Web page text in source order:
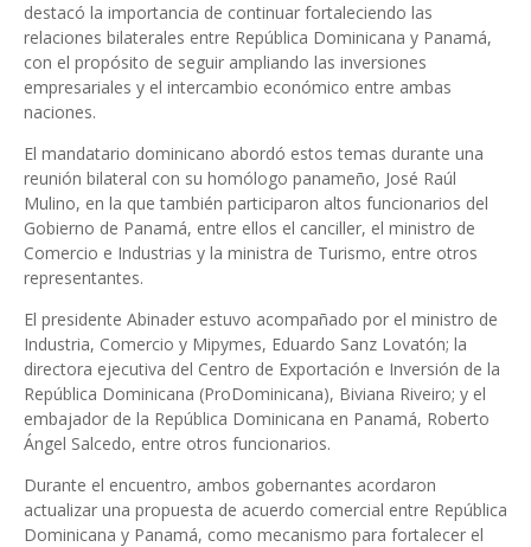
destacó la importancia de continuar fortaleciendo las
relaciones bilaterales entre República Dominicana y Panamá,
con el propósito de seguir ampliando las inversiones
empresariales y el intercambio económico entre ambas
naciones.
El mandatario dominicano abordó estos temas durante una
reunión bilateral con su homólogo panameño, José Raúl
Mulino, en la que también participaron altos funcionarios del
Gobierno de Panamá, entre ellos el canciller, el ministro de
Comercio e Industrias y la ministra de Turismo, entre otros
representantes.
El presidente Abinader estuvo acompañado por el ministro de
Industria, Comercio y Mipymes, Eduardo Sanz Lovatón; la
directora ejecutiva del Centro de Exportación e Inversión de la
República Dominicana (ProDominicana), Biviana Riveiro; y el
embajador de la República Dominicana en Panamá, Roberto
Ángel Salcedo, entre otros funcionarios.
Durante el encuentro, ambos gobernantes acordaron
actualizar una propuesta de acuerdo comercial entre República
Dominicana y Panamá, como mecanismo para fortalecer el